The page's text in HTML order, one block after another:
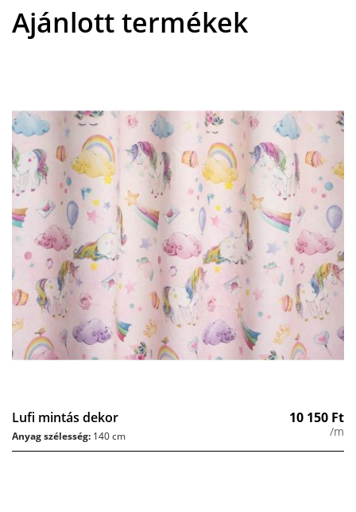
Ajánlott termékek
Lufi mintás dekor 10 150 Ft
/m
Anyag szélesség: 140 cm